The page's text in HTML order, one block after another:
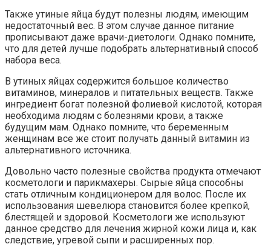
Также утиные яйца будут полезны людям, имеющим
недостаточный вес. В этом случае данное питание
прописывают даже врачи-диетологи. Однако помните,
что для детей лучше подобрать альтернативный способ
набора веса.
В утиных яйцах содержится большое количество
витаминов, минералов и питательных веществ. Также
ингредиент богат полезной фолиевой кислотой, которая
необходима людям с болезнями крови, а также
будущим мам. Однако помните, что беременным
женщинам все же стоит получать данный витамин из
альтернативного источника.
Довольно часто полезные свойства продукта отмечают
косметологи и парикмахеры. Сырые яйца способны
стать отличным кондиционером для волос. После их
использования шевелюра становится более крепкой,
блестящей и здоровой. Косметологи же используют
данное средство для лечения жирной кожи лица и, как
следствие, угревой сыпи и расширенных пор.